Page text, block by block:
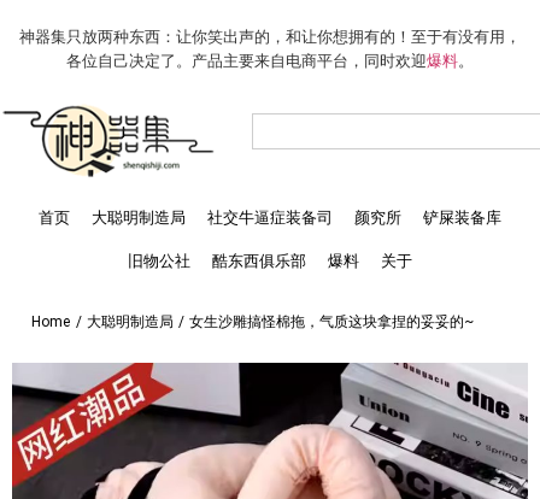
神器集只放两种东西：让你笑出声的，和让你想拥有的！至于有没有用，
各位自己决定了。产品主要来自电商平台，同时欢迎爆料。
首页 大聪明制造局 社交牛逼症装备司 颜究所 铲屎装备库
旧物公社 酷东西俱乐部 爆料 关于
Home / 大聪明制造局 / 女生沙雕搞怪棉拖，气质这块拿捏的妥妥的~